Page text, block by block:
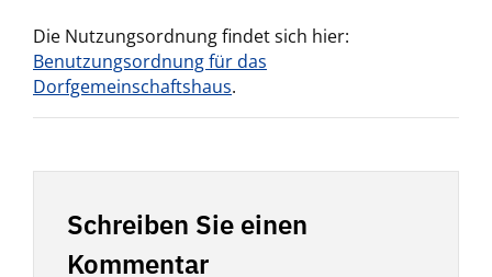
Die Nutzungsordnung findet sich hier:
Benutzungsordnung für das
Dorfgemeinschaftshaus.
Schreiben Sie einen
Kommentar